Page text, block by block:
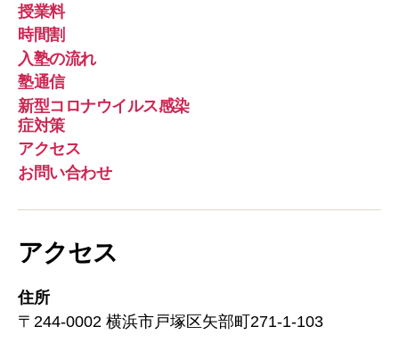
授業料
時間割
入塾の流れ
塾通信
新型コロナウイルス感染
症対策
アクセス
お問い合わせ
アクセス
住所
〒244-0002 横浜市戸塚区矢部町271-1-103